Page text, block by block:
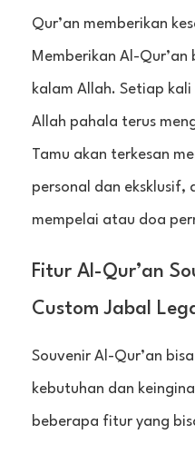
Qur’an memberikan
Memberikan Al-
kalam Allah. Setiap
Allah pahala terus
Tamu akan terkesan
personal dan eksklusif,
mempelai atau doa
Fitur Al-Qur’an
Custom Jabal
Souvenir Al-Qur’an
kebutuhan dan
beberapa fitur yang